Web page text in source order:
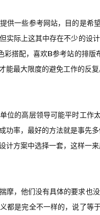
供一些参考网站，目的是希
实际上这其中存在不少的设
彩搭配，喜欢B参考站的排
能最大限度的避免工作的反复
位的高层领导可能平时工作
功率，最好的方法就是事先
计方案中选择一套，这样一
摩，他们没有具体的要求也
都是完全不一样的，说了等